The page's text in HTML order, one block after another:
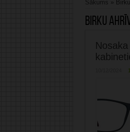
Sākums »
Birku